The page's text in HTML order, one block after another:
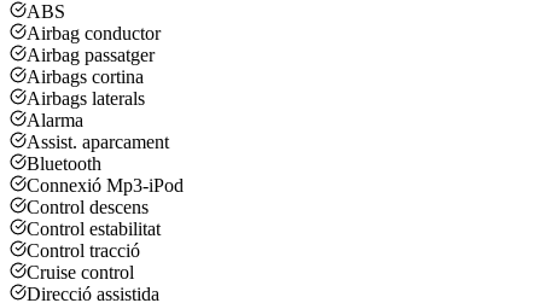
ABS
Airbag conductor
Airbag passatger
Airbags cortina
Airbags laterals
Alarma
Assist. aparcament
Bluetooth
Connexió Mp3-iPod
Control descens
Control estabilitat
Control tracció
Cruise control
Direcció assistida